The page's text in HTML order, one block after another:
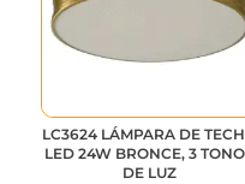
LC3624 LÁMPARA DE
LED 24W BRONCE, 3
DE LUZ